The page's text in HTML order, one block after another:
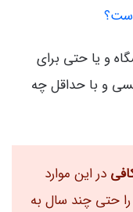
و یا حتی برای
و با حداقل چه
در این موارد
را حتی چند سال به